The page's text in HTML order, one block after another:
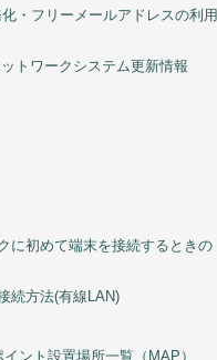
・フリーメールアドレスの利用
トワークシステム更新情報
に初めて端末を接続するときの
続方法(有線LAN)
ント設置場所一覧（MAP）